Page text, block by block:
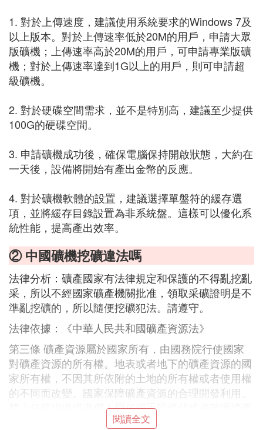
1. 對於上傳速度，建議使用系統要求的Windows 7及
以上版本。對於上傳速率低於20M的用戶，申請大眾
版礦機；上傳速率高於20M的用戶，可申請專業版礦
機；對於上傳速率達到1G以上的用戶，則可申請超
級礦機。
2. 對於硬碟空間需求，並不是特別高，建議至少提供
100G的硬碟空間。
3. 申請礦機成功後，確保電腦保持開啟狀態，大約在
一天後，設備將開始有產出金幣的反應。
4. 對於礦機軟體的設置，建議選擇單盤符的緩存選
項，並將緩存目錄設置為非系統盤。這樣可以優化系
統性能，提高產出效率。
② 中國礦機挖礦違法嗎
法律分析：礦產國家有法律規定和保護的不得亂挖亂
采，所以不經國家礦產機關批准，領取采礦證明是不
準亂挖礦的，所以隨便挖礦犯法。請遵守。
法律依據：《中華人民共和國礦產資源法》
第三條 礦產資源屬於國家所有，由國務院行使國家
對礦產資源的所有權。地表或者地下的礦產資源的國
家所有權，不因其所依附的土地的所有權或者使用權
的不同而改變。國家保障礦產資源的合理開發利用。
禁止任何組織或者個人用任何手段侵佔或者破壞礦產
資源。各級人民政府必須加強礦產資源的保護工作。
閱讀全文